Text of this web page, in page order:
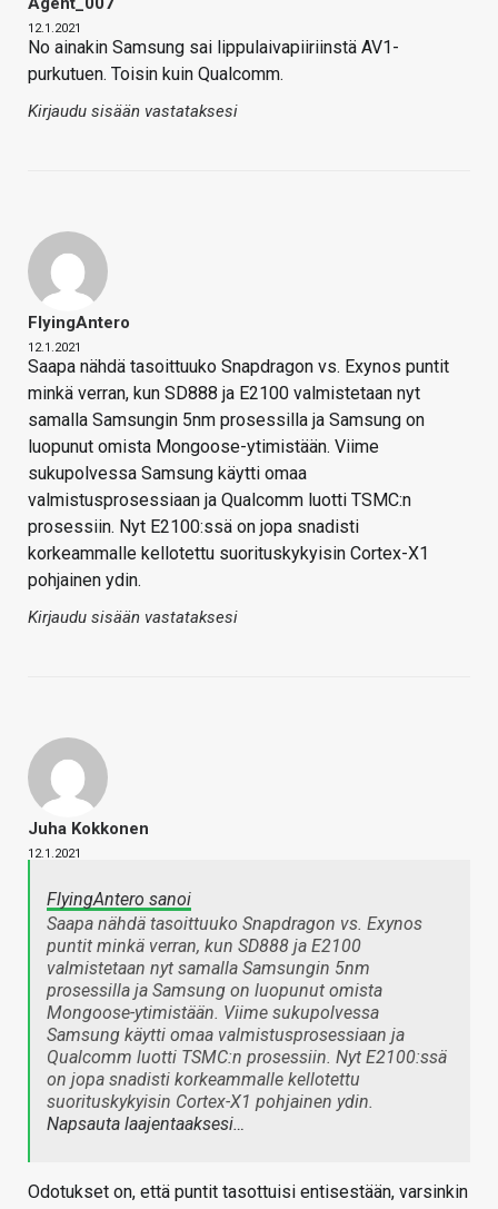
12.1.2021
No ainakin Samsung sai lippulaivapiiriinstä AV1-
purkutuen. Toisin kuin Qualcomm.
Kirjaudu sisään vastataksesi
FlyingAntero
12.1.2021
Saapa nähdä tasoittuuko Snapdragon vs. Exynos puntit
minkä verran, kun SD888 ja E2100 valmistetaan nyt
samalla Samsungin 5nm prosessilla ja Samsung on
luopunut omista Mongoose-ytimistään. Viime
sukupolvessa Samsung käytti omaa
valmistusprosessiaan ja Qualcomm luotti TSMC:n
prosessiin. Nyt E2100:ssä on jopa snadisti
korkeammalle kellotettu suorituskykyisin Cortex-X1
pohjainen ydin.
Kirjaudu sisään vastataksesi
Juha Kokkonen
12.1.2021
FlyingAntero sanoi
Saapa nähdä tasoittuuko Snapdragon vs. Exynos
puntit minkä verran, kun SD888 ja E2100
valmistetaan nyt samalla Samsungin 5nm
prosessilla ja Samsung on luopunut omista
Mongoose-ytimistään. Viime sukupolvessa
Samsung käytti omaa valmistusprosessiaan ja
Qualcomm luotti TSMC:n prosessiin. Nyt E2100:ssä
on jopa snadisti korkeammalle kellotettu
suorituskykyisin Cortex-X1 pohjainen ydin.
Napsauta laajentaaksesi…
Odotukset on, että puntit tasottuisi entisestään, varsinkin